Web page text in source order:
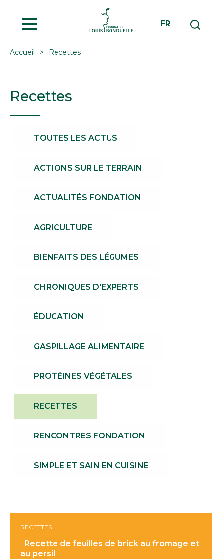
FR
Accueil Recettes
Recettes
TOUTES LES ACTUS
ACTIONS SUR LE TERRAIN
ACTUALITÉS FONDATION
AGRICULTURE
BIENFAITS DES LÉGUMES
CHRONIQUES D'EXPERTS
ÉDUCATION
GASPILLAGE ALIMENTAIRE
PROTÉINES VÉGÉTALES
RECETTES
RENCONTRES FONDATION
SIMPLE ET SAIN EN CUISINE
RECETTES
Recette de feuilles de brick au fromage et
au persil